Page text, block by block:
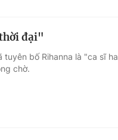
đại"
tuyên bố Rihanna là "ca sĩ
chờ.